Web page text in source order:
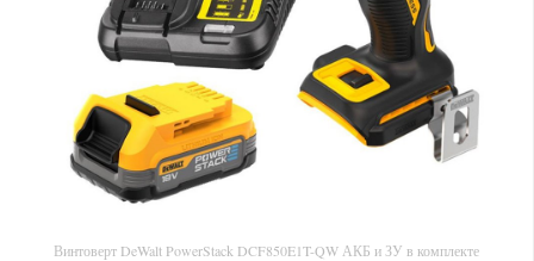
Винтоверт DeWalt PowerStack DCF850E1T-QW АКБ и ЗУ в комплекте